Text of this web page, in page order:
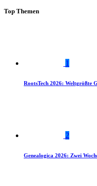
Top Themen
1
RootsTech 2026: Weltgrößte
2
Genealogica 2026: Zwei